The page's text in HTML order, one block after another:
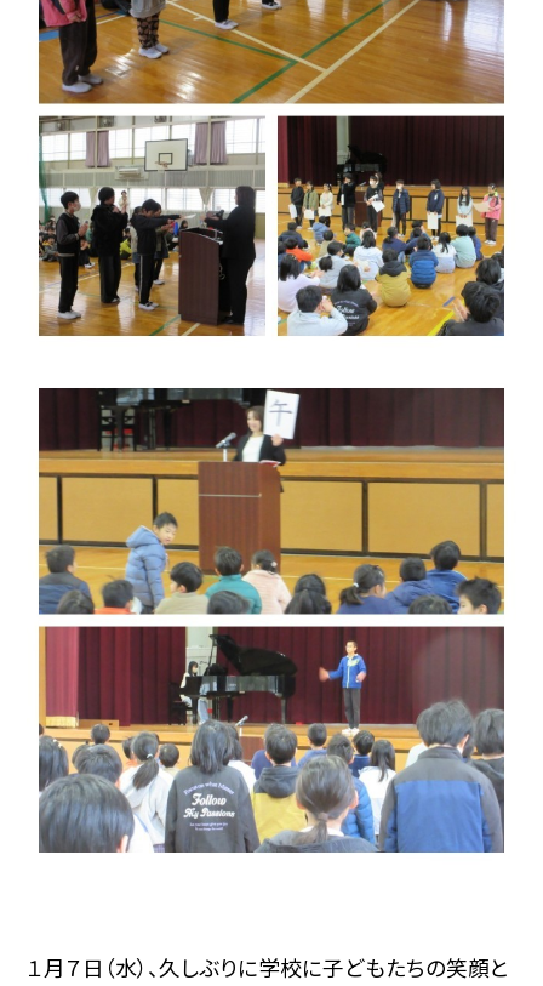
１月７日（水）、久しぶりに学校に子どもたちの笑顔と